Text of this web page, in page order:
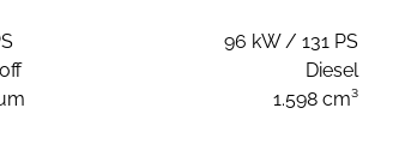
96 kW / 131 PS
Diesel
1.598 cm³